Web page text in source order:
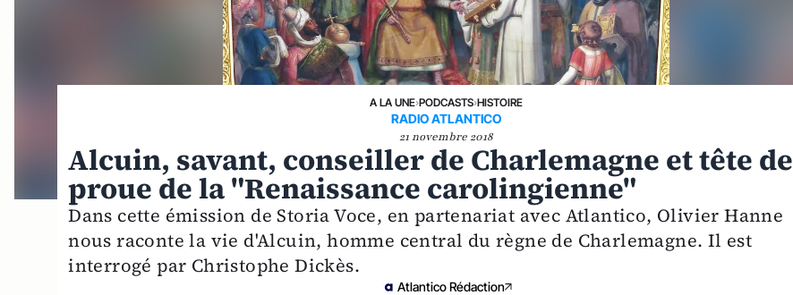
A LA UNE›PODCASTS›HISTOIRE
RADIO ATLANTICO
21 novembre 2018
Alcuin, savant, conseiller de Charlemagne et tête de
proue de la "Renaissance carolingienne"
Dans cette émission de Storia Voce, en partenariat avec Atlantico, Olivier Hanne
nous raconte la vie d'Alcuin, homme central du règne de Charlemagne. Il est
interrogé par Christophe Dickès.
Atlantico Rédaction